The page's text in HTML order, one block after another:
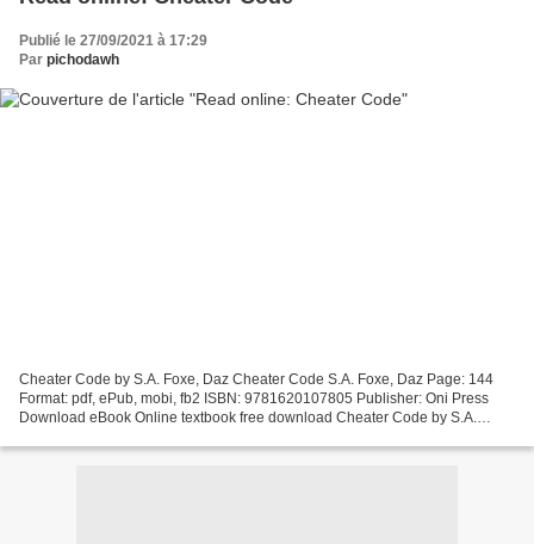
Publié le 27/09/2021 à 17:29
Par pichodawh
Cheater Code by S.A. Foxe, Daz Cheater Code S.A. Foxe, Daz Page: 144
Format: pdf, ePub, mobi, fb2 ISBN: 9781620107805 Publisher: Oni Press
Download eBook Online textbook free download Cheater Code by S.A.